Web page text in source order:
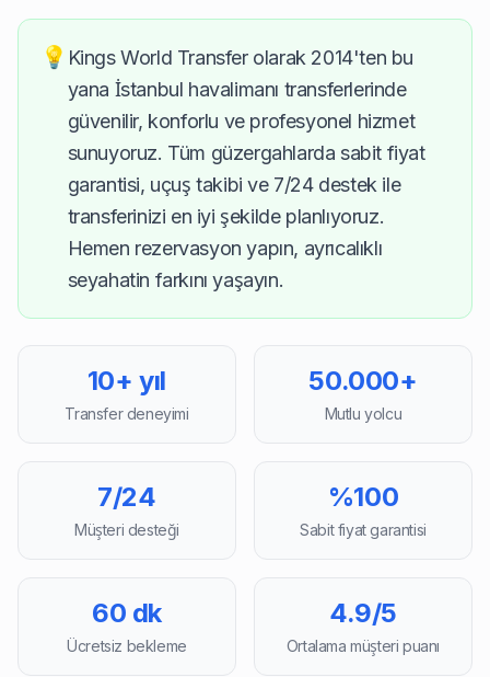
💡 Kings World Transfer olarak 2014'ten bu
yana İstanbul havalimanı transferlerinde
güvenilir, konforlu ve profesyonel hizmet
sunuyoruz. Tüm güzergahlarda sabit fiyat
garantisi, uçuş takibi ve 7/24 destek ile
transferinizi en iyi şekilde planlıyoruz.
Hemen rezervasyon yapın, ayrıcalıklı
seyahatin farkını yaşayın.
10+ yıl
Transfer deneyimi
50.000+
Mutlu yolcu
7/24
Müşteri desteği
%100
Sabit fiyat garantisi
60 dk
Ücretsiz bekleme
4.9/5
Ortalama müşteri puanı